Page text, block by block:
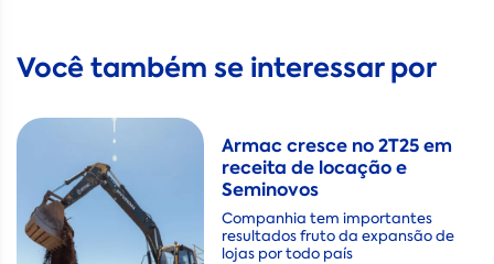
Você também se interessar por
Armac cresce no 2T25 em
receita de locação e
Seminovos
Companhia tem importantes
resultados fruto da expansão de
lojas por todo país